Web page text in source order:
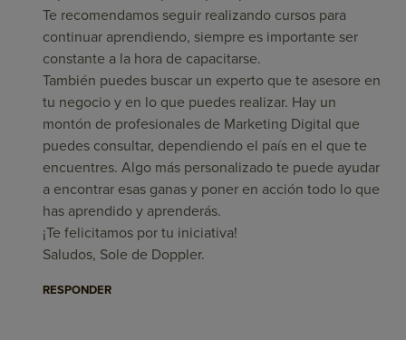
Te recomendamos seguir realizando cursos para
continuar aprendiendo, siempre es importante ser
constante a la hora de capacitarse.
También puedes buscar un experto que te asesore en
tu negocio y en lo que puedes realizar. Hay un
montón de profesionales de Marketing Digital que
puedes consultar, dependiendo el país en el que te
encuentres. Algo más personalizado te puede ayudar
a encontrar esas ganas y poner en acción todo lo que
has aprendido y aprenderás.
¡Te felicitamos por tu iniciativa!
Saludos, Sole de Doppler.
RESPONDER